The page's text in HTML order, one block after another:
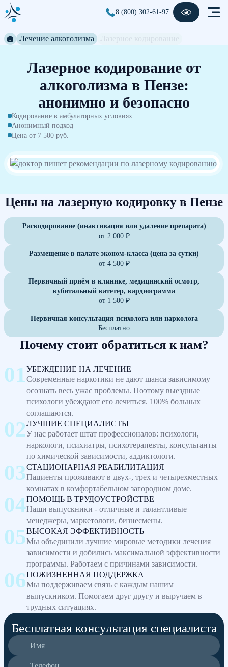
8 (800) 302-61-97
Лечение алкоголизма
Лазерное кодирование от
алкоголизма в Пензе:
анонимно и безопасно
Кодирование в амбулаторных условиях
Анонимный подход
Цена от 7 500 руб.
Цены на лазерную кодировку в Пензе
Раскодирование (инактивация или удаление препарата)
от 2 000 ₽
Размещение в палате эконом-класса (цена за сутки)
от 4 500 ₽
Первичный приём в клинике, медицинский осмотр,
кубитальный катетер, кардиограмма
от 1 500 ₽
Первичная консультация психолога или нарколога
Бесплатно
Почему стоит обратиться к нам?
УБЕЖДЕНИЕ НА ЛЕЧЕНИЕ
Современные наркотики не дают шанса зависимому
осознать весь ужас проблемы. Поэтому выездные
психологи убеждают его лечиться. 100% больных
соглашаются.
ЛУЧШИЕ СПЕЦИАЛИСТЫ
У нас работает штат профессионалов: психологи,
наркологи, психиатры, психотерапевты, консультанты
по химической зависимости, аддиктологи.
СТАЦИОНАРНАЯ РЕАБИЛИТАЦИЯ
Пациенты проживают в двух-, трех и четырехместных
комнатах в комфортабельном загородном доме.
ПОМОЩЬ В ТРУДОУСТРОЙСТВЕ
Наши выпускники - отличные и талантливые
менеджеры, маркетологи, бизнесмены.
ВЫСОКАЯ ЭФФЕКТИВНОСТЬ
Мы объединили лучшие мировые методики лечения
зависимости и добились максимальной эффективности
программы. Работаем с причинами зависимости.
ПОЖИЗНЕННАЯ ПОДДЕРЖКА
Мы поддерживаем связь с каждым нашим
выпускником. Помогаем друг другу и выручаем в
трудных ситуациях.
Бесплатная консультация специалиста